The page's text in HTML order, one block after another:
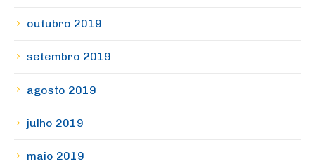
outubro 2019
setembro 2019
agosto 2019
julho 2019
maio 2019